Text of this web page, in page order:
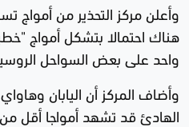
وأعلن مركز التحذير من أمواج
هناك احتمالا بتشكل أمواج
واحد على بعض السواحل الروسية
وأضاف المركز أن اليابان
الهادئ قد تشهد أمواجا أقل من 30 سنتيمترا.